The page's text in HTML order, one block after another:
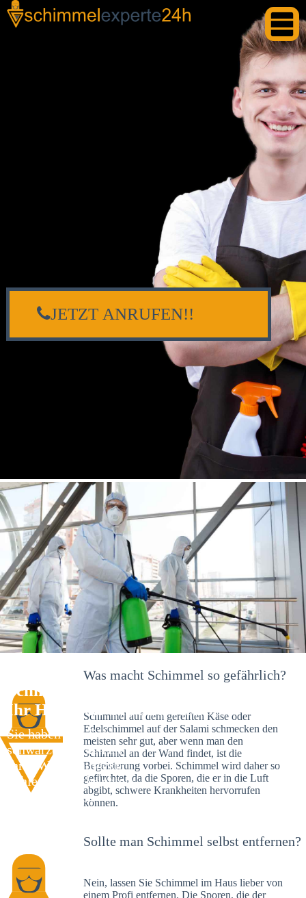
Schimmelexperte in Mönchsroth –
Ihr Helfer an Ort und Stelle
Sie haben kürzlich
schwarze Flecken an
Ihrer Wand entdeckt?
Schlechte Nachrichten:
Sie haben einen
JETZT ANRUFEN!!
Was macht Schimmel so gefährlich?
Schimmel auf dem gereiften Käse oder
Edelschimmel auf der Salami schmecken den
meisten sehr gut, aber wenn man den
Schimmel an der Wand findet, ist die
Begeisterung vorbei. Schimmel wird daher so
gefürchtet, da die Sporen, die er in die Luft
abgibt, schwere Krankheiten hervorrufen
können.
Sollte man Schimmel selbst entfernen?
Nein, lassen Sie Schimmel im Haus lieber von
einem Profi entfernen. Die Sporen, die der